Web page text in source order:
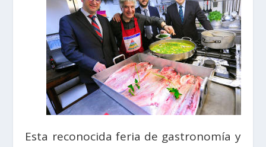
Esta reconocida feria de gastronomía y